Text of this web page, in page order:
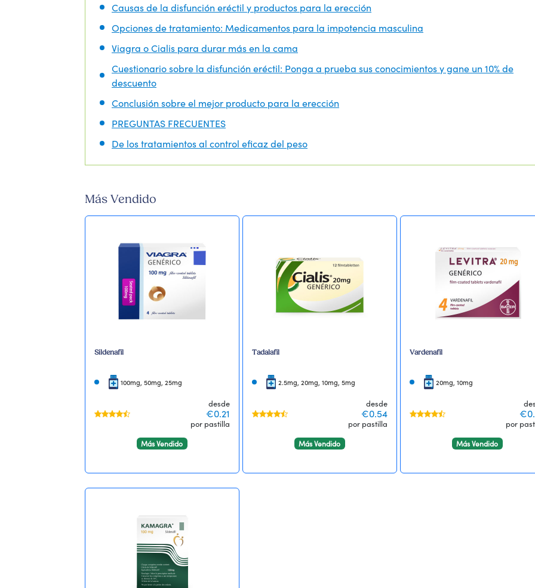
Causas de la disfunción eréctil y productos para la erección
Opciones de tratamiento: Medicamentos para la impotencia masculina
Viagra o Cialis para durar más en la cama
Cuestionario sobre la disfunción eréctil: Ponga a prueba sus conocimientos y gane un 10% de
descuento
Conclusión sobre el mejor producto para la erección
PREGUNTAS FRECUENTES
De los tratamientos al control eficaz del peso
Más Vendido
Sildenafil
100mg, 50mg, 25mg
desde
€0.21
por pastilla
Más Vendido
Tadalafil
2.5mg, 20mg, 10mg, 5mg
desde
€0.54
por pastilla
Más Vendido
Vardenafil
20mg, 10mg
por
Más Vendido